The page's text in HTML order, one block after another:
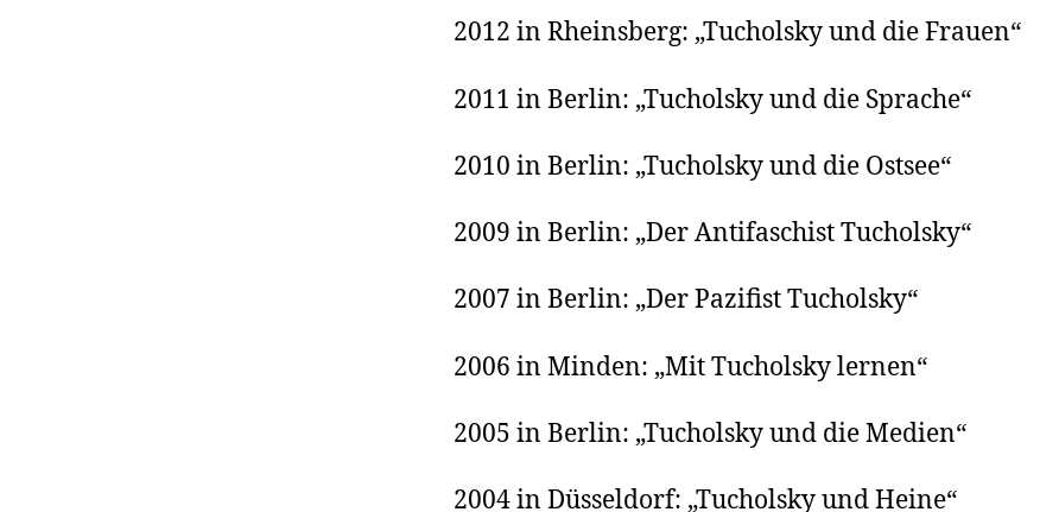
2012 in Rheinsberg: „Tucholsky und die Frauen“
2011 in Berlin: „Tucholsky und die Sprache“
2010 in Berlin: „Tucholsky und die Ostsee“
2009 in Berlin: „Der Antifaschist Tucholsky“
2007 in Berlin: „Der Pazifist Tucholsky“
2006 in Minden: „Mit Tucholsky lernen“
2005 in Berlin: „Tucholsky und die Medien“
2004 in Düsseldorf: „Tucholsky und Heine“